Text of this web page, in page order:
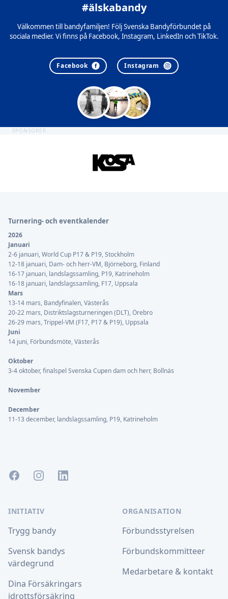
#älskabandy
Välkommen till bandyfamiljen! Följ Svenska Bandyförbundet på
sociala medier. Vi finns på Facebook, Instagram, LinkedIn och TikTok.
Facebook Instagram
SPONSORER
Turnering- och eventkalender
2026
Januari
2-6 januari, World Cup P17 & P19, Stockholm
12-18 januari, Dam- och herr-VM, Björneborg, Finland
16-17 januari, landslagssamling, P19, Katrineholm
16-18 januari, landslagssamling, F17, Uppsala
Mars
13-14 mars, Bandyfinalen, Västerås
20-22 mars, Distriktslagsturneringen (DLT), Örebro
26-29 mars, Trippel-VM (F17, P17 & P19), Uppsala
Juni
14 juni, Förbundsmöte, Västerås
Oktober
3-4 oktober, finalspel Svenska Cupen dam och herr, Bollnäs
November
December
11-13 december, landslagssamling, P19, Katrineholm
FacebookInstagramLinkedIn
INITIATIV
Trygg bandy
Svensk bandys
värdegrund
Dina Försäkringars
idrottsförsäkring
ORGANISATION
Förbundsstyrelsen
Förbundskommitteer
Medarbetare & kontakt